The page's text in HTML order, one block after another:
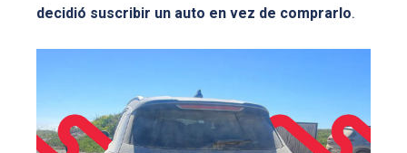
decidió suscribir un auto en vez de comprarlo.